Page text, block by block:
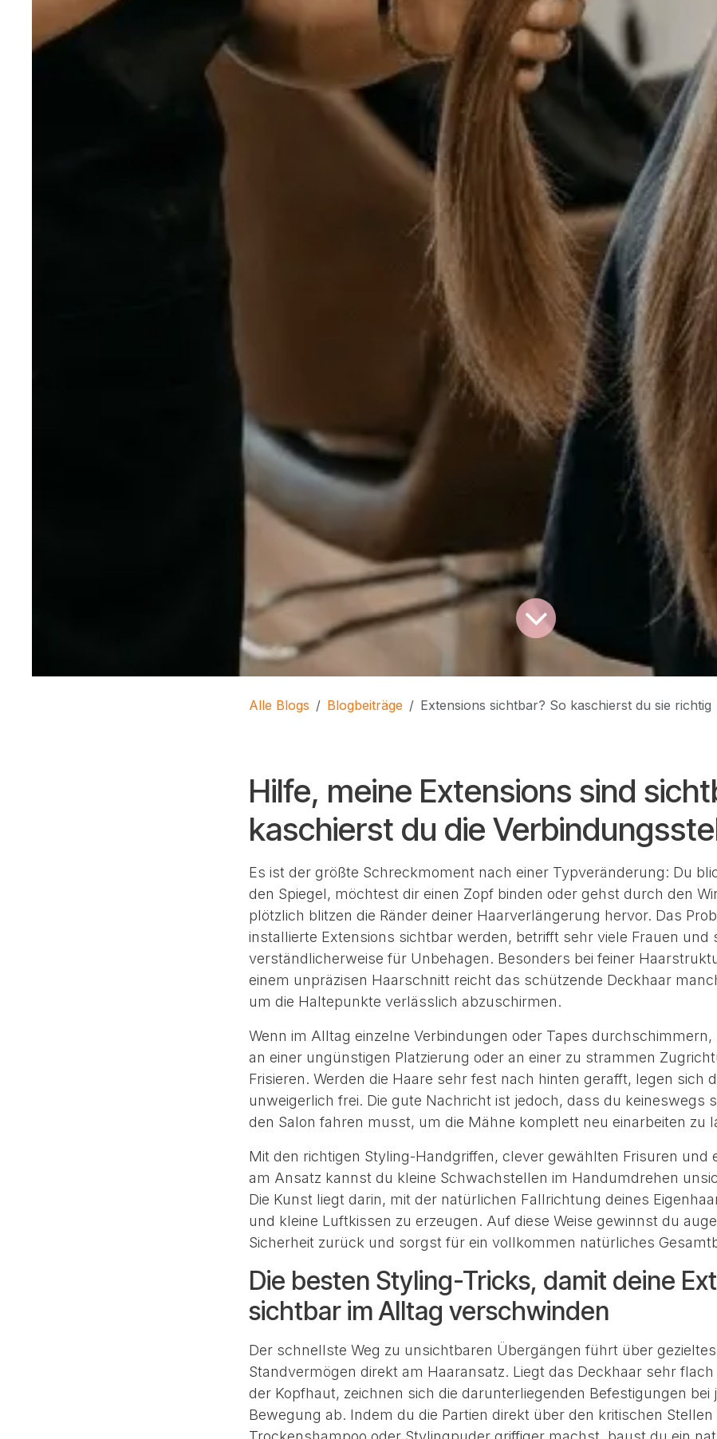
Alle Blogs Blogbeiträge Extensions sichtbar? So kaschierst du sie richtig
Hilfe, meine Extensions sind
kaschierst du die
Es ist der größte Schreckmoment nach einer Typveränderung: Du
den Spiegel, möchtest dir einen Zopf binden oder gehst durch den
plötzlich blitzen die Ränder deiner Haarverlängerung hervor. Das
installierte Extensions sichtbar werden, betrifft sehr viele Frauen und
verständlicherweise für Unbehagen. Besonders bei feiner
einem unpräzisen Haarschnitt reicht das schützende Deckhaar
um die Haltepunkte verlässlich abzuschirmen.
Wenn im Alltag einzelne Verbindungen oder Tapes durchschimmern,
an einer ungünstigen Platzierung oder an einer zu strammen
Frisieren. Werden die Haare sehr fest nach hinten gerafft, legen sich
unweigerlich frei. Die gute Nachricht ist jedoch, dass du keineswegs
den Salon fahren musst, um die Mähne komplett neu einarbeiten zu
Mit den richtigen Styling-Handgriffen, clever gewählten Frisuren und
am Ansatz kannst du kleine Schwachstellen im Handumdrehen
Die Kunst liegt darin, mit der natürlichen Fallrichtung deines
und kleine Luftkissen zu erzeugen. Auf diese Weise gewinnst du
Sicherheit zurück und sorgst für ein vollkommen natürliches
Die besten Styling-Tricks, damit deine
sichtbar im Alltag verschwinden
Der schnellste Weg zu unsichtbaren Übergängen führt über gezieltes
Standvermögen direkt am Haaransatz. Liegt das Deckhaar sehr
der Kopfhaut, zeichnen sich die darunterliegenden Befestigungen bei
Bewegung ab. Indem du die Partien direkt über den kritischen